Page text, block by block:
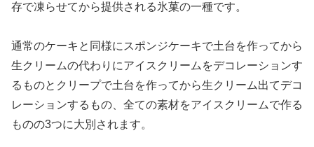
存で凍らせてから提供される氷菓の一種です。
通常のケーキと同様にスポンジケーキで土台を作ってから
生クリームの代わりにアイスクリームをデコレーションす
るものとクリープで土台を作ってから生クリーム出てデコ
レーションするもの、全ての素材をアイスクリームで作る
ものの3つに大別されます。